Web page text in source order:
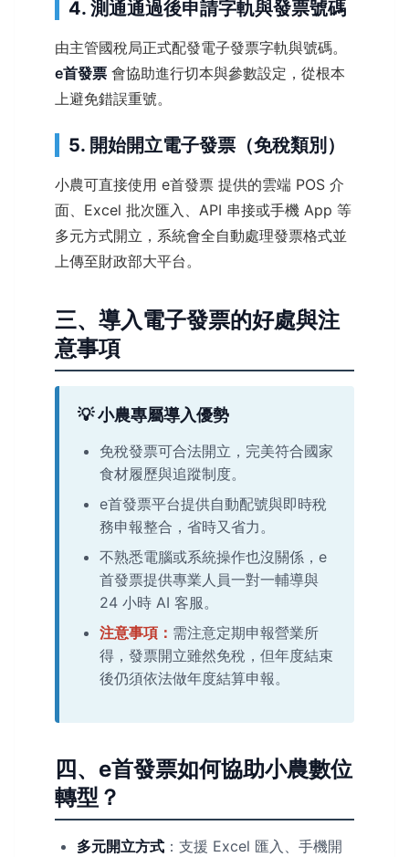
4. 測通通過後申請字軌與發票號碼
由主管國稅局正式配發電子發票字軌與號碼。
e首發票 會協助進行切本與參數設定，從根本
上避免錯誤重號。
5. 開始開立電子發票（免稅類別）
小農可直接使用 e首發票 提供的雲端 POS 介
面、Excel 批次匯入、API 串接或手機 App 等
多元方式開立，系統會全自動處理發票格式並
上傳至財政部大平台。
三、導入電子發票的好處與注
意事項
💡 小農專屬導入優勢
免稅發票可合法開立，完美符合國家
食材履歷與追蹤制度。
e首發票平台提供自動配號與即時稅
務申報整合，省時又省力。
不熟悉電腦或系統操作也沒關係，e
首發票提供專業人員一對一輔導與
24 小時 AI 客服。
注意事項： 需注意定期申報營業所
得，發票開立雖然免稅，但年度結束
後仍須依法做年度結算申報。
四、e首發票如何協助小農數位
轉型？
多元開立方式 ：支援 Excel 匯入、手機開